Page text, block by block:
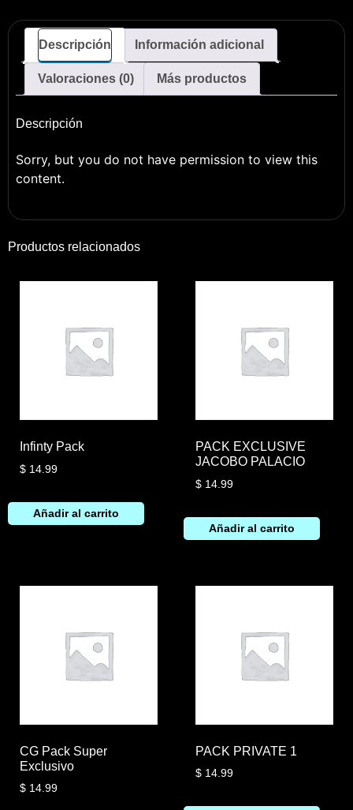
Descripción Información adicional
Valoraciones (0) Más productos
Descripción
Sorry, but you do not have permission to view this
content.
Productos relacionados
Infinty Pack
$ 14.99
Añadir al carrito
PACK EXCLUSIVE
JACOBO PALACIO
$14.99
Añadir al carrito
CG Pack Super
Exclusivo
$ 14.99
PACK PRIVATE 1
$14.99